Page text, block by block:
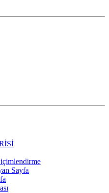
Sayfa